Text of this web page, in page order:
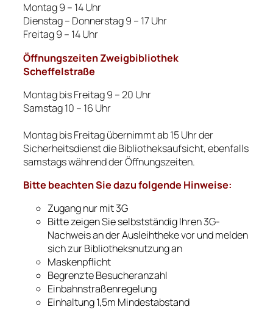
Montag 9 – 14 Uhr
Dienstag – Donnerstag 9 – 17 Uhr
Freitag 9 – 14 Uhr
ÖffnungszeitenZweigbibliothek
Scheffelstraße
Montag bis Freitag 9 – 20 Uhr
Samstag 10 – 16 Uhr
Montag bis Freitag übernimmt ab 15 Uhr der
Sicherheitsdienst die Bibliotheksaufsicht, ebenfalls
samstags während der Öffnungszeiten.
Bitte beachten Sie dazu folgende Hinweise:
Zugang nur mit 3G
Bitte zeigen Sie selbstständig Ihren 3G-
Nachweis an der Ausleihtheke vor und melden
sich zur Bibliotheksnutzung an
Maskenpflicht
Begrenzte Besucheranzahl
Einbahnstraßenregelung
Einhaltung 1,5m Mindestabstand